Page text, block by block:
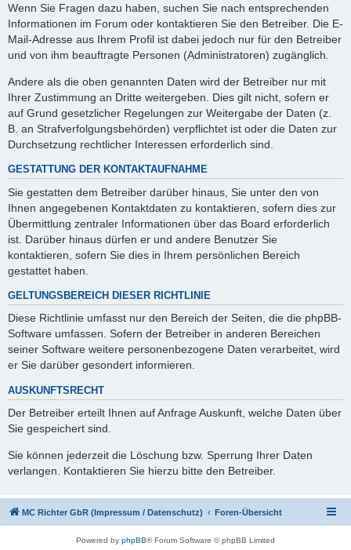
Wenn Sie Fragen dazu haben, suchen Sie nach entsprechenden
Informationen im Forum oder kontaktieren Sie den Betreiber. Die E-
Mail-Adresse aus Ihrem Profil ist dabei jedoch nur für den Betreiber
und von ihm beauftragte Personen (Administratoren) zugänglich.
Andere als die oben genannten Daten wird der Betreiber nur mit
Ihrer Zustimmung an Dritte weitergeben. Dies gilt nicht, sofern er
auf Grund gesetzlicher Regelungen zur Weitergabe der Daten (z.
B. an Strafverfolgungsbehörden) verpflichtet ist oder die Daten zur
Durchsetzung rechtlicher Interessen erforderlich sind.
GESTATTUNG DER KONTAKTAUFNAHME
Sie gestatten dem Betreiber darüber hinaus, Sie unter den von
Ihnen angegebenen Kontaktdaten zu kontaktieren, sofern dies zur
Übermittlung zentraler Informationen über das Board erforderlich
ist. Darüber hinaus dürfen er und andere Benutzer Sie
kontaktieren, sofern Sie dies in Ihrem persönlichen Bereich
gestattet haben.
GELTUNGSBEREICH DIESER RICHTLINIE
Diese Richtlinie umfasst nur den Bereich der Seiten, die die phpBB-
Software umfassen. Sofern der Betreiber in anderen Bereichen
seiner Software weitere personenbezogene Daten verarbeitet, wird
er Sie darüber gesondert informieren.
AUSKUNFTSRECHT
Der Betreiber erteilt Ihnen auf Anfrage Auskunft, welche Daten über
Sie gespeichert sind.
Sie können jederzeit die Löschung bzw. Sperrung Ihrer Daten
verlangen. Kontaktieren Sie hierzu bitte den Betreiber.
MC Richter GbR (Impressum / Datenschutz) Foren-Übersicht
Powered by phpBB® Forum Software © phpBB Limited